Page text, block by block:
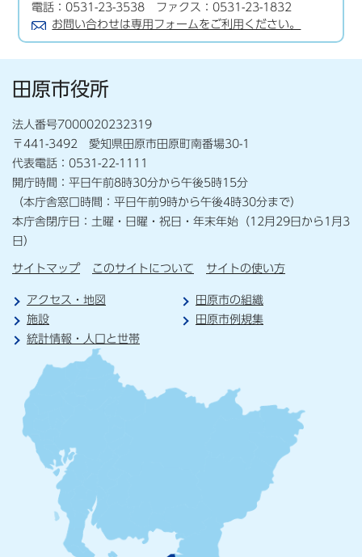
電話：0531-23-3538 ファクス：0531-23-1832
お問い合わせは専用フォームをご利用ください。
田原市役所
法人番号7000020232319
〒441-3492 愛知県田原市田原町南番場30-1
代表電話：0531-22-1111
開庁時間：平日午前8時30分から午後5時15分
（本庁舎窓口時間：平日午前9時から午後4時30分まで）
本庁舎閉庁日：土曜・日曜・祝日・年末年始（12月29日から1月3
日）
サイトマップ このサイトについて サイトの使い方
アクセス・地図
田原市の組織
施設
田原市例規集
統計情報・人口と世帯